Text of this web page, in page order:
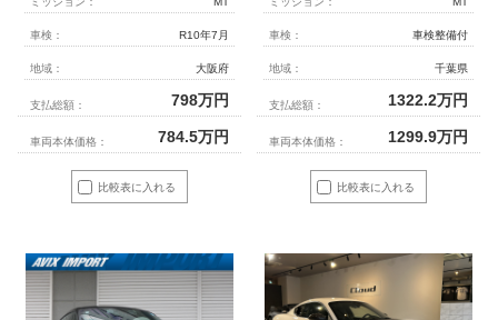
比較表に入れる
車検： R10年7月
地域： 大阪府
支払総額： 798万円
車両本体価格： 784.5万円
比較表に入れる
車検： 車検整備付
地域： 千葉県
支払総額： 1322.2万円
車両本体価格： 1299.9万円